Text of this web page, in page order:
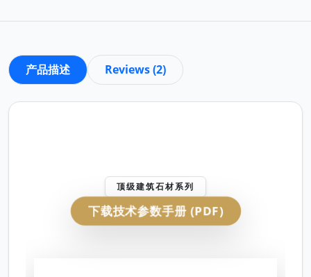
产品描述 Reviews (2)
顶级建筑石材系列
下载技术参数手册 (PDF)